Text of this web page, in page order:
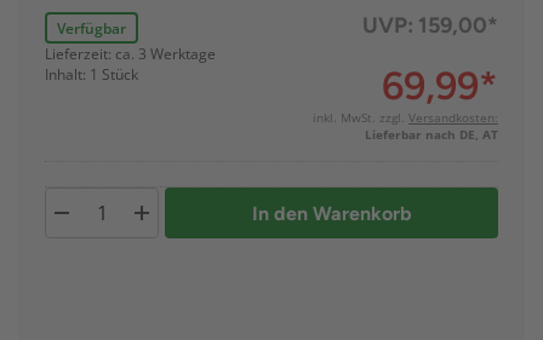
Verfügbar
Lieferzeit: ca. 3 Werktage
Inhalt: 1 Stück
UVP: 159,00*
69,99*
inkl. MwSt. zzgl. Versandkosten:
Lieferbar nach DE, AT
In den Warenkorb